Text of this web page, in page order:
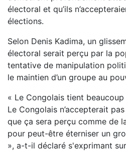
électoral et qu’ils
élections.
Selon Denis Kadima, un
électoral serait perçu par la
tentative de manipulation
le maintien d’un groupe au
« Le Congolais tient
Le Congolais n’accepterait
que ça sera perçu comme de
pour peut-être éterniser un
», a-t-il déclaré s'exprimant sur